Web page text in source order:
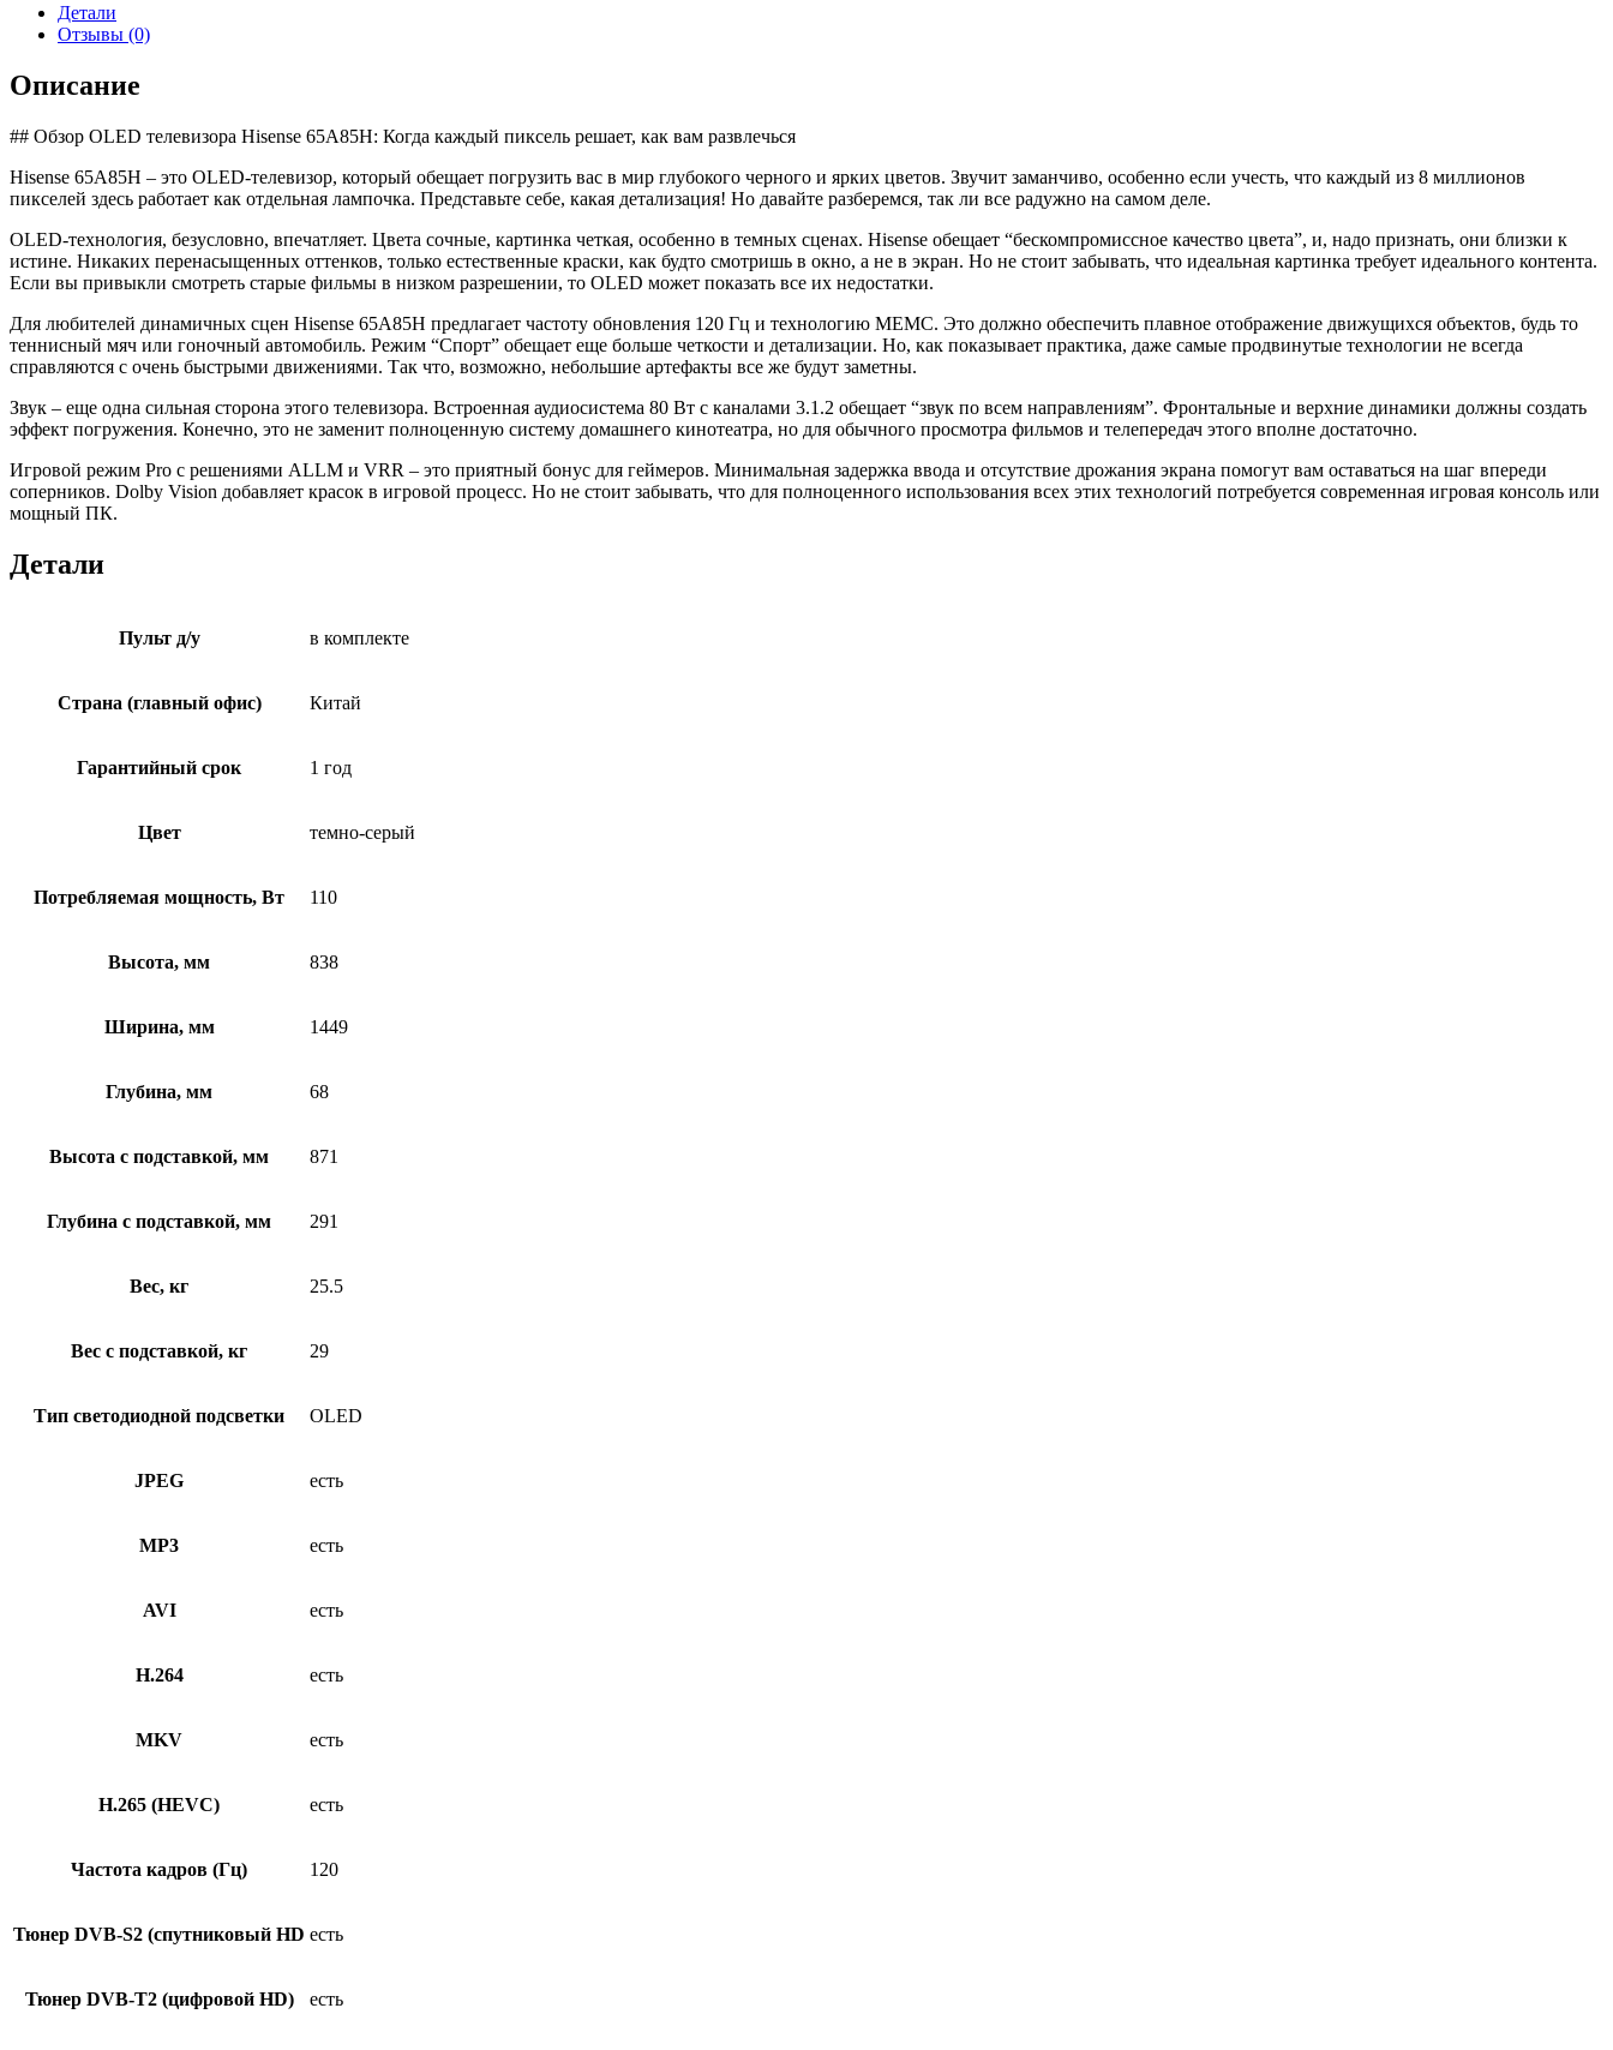
65A85HДетали
Отзывы (0)
Описание
## Обзор OLED телевизора Hisense 65A85H: Когда каждый пиксель решает, как вам развлечься
Hisense 65A85H – это OLED-телевизор, который обещает погрузить вас в мир глубокого черного и ярких цветов. Звучит заманчиво, особенно если учесть, что каждый из 8 миллионов
пикселей здесь работает как отдельная лампочка. Представьте себе, какая детализация! Но давайте разберемся, так ли все радужно на самом деле.
OLED-технология, безусловно, впечатляет. Цвета сочные, картинка четкая, особенно в темных сценах. Hisense обещает “бескомпромиссное качество цвета”, и, надо признать, они близки к
истине. Никаких перенасыщенных оттенков, только естественные краски, как будто смотришь в окно, а не в экран. Но не стоит забывать, что идеальная картинка требует идеального контента.
Если вы привыкли смотреть старые фильмы в низком разрешении, то OLED может показать все их недостатки.
Для любителей динамичных сцен Hisense 65A85H предлагает частоту обновления 120 Гц и технологию MEMC. Это должно обеспечить плавное отображение движущихся объектов, будь то
теннисный мяч или гоночный автомобиль. Режим “Спорт” обещает еще больше четкости и детализации. Но, как показывает практика, даже самые продвинутые технологии не всегда
справляются с очень быстрыми движениями. Так что, возможно, небольшие артефакты все же будут заметны.
Звук – еще одна сильная сторона этого телевизора. Встроенная аудиосистема 80 Вт с каналами 3.1.2 обещает “звук по всем направлениям”. Фронтальные и верхние динамики должны создать
эффект погружения. Конечно, это не заменит полноценную систему домашнего кинотеатра, но для обычного просмотра фильмов и телепередач этого вполне достаточно.
Игровой режим Pro с решениями ALLM и VRR – это приятный бонус для геймеров. Минимальная задержка ввода и отсутствие дрожания экрана помогут вам оставаться на шаг впереди
соперников. Dolby Vision добавляет красок в игровой процесс. Но не стоит забывать, что для полноценного использования всех этих технологий потребуется современная игровая консоль или
мощный ПК.
Детали
Пульт д/у в комплекте
Страна (главный офис) Китай
Гарантийный срок 1 год
Цвет темно-серый
Потребляемая мощность, Вт 110
Высота, мм 838
Ширина, мм 1449
Глубина, мм 68
Высота с подставкой, мм 871
Глубина с подставкой, мм 291
Вес, кг 25.5
Вес с подставкой, кг 29
Тип светодиодной подсветки OLED
JPEG есть
MP3 есть
AVI есть
H.264 есть
MKV есть
H.265 (HEVC) есть
Частота кадров (Гц) 120
Тюнер DVB-S2 (спутниковый HD есть
Тюнер DVB-T2 (цифровой HD) есть